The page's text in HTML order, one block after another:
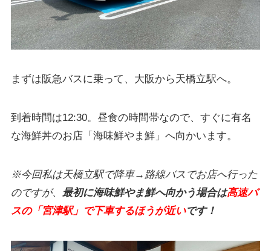
まずは阪急バスに乗って、大阪から天橋立駅へ。
到着時間は12:30。昼食の時間帯なので、すぐに有名
な海鮮丼のお店「海味鮮やま鮮」へ向かいます。
※今回私は天橋立駅で降車→路線バスでお店へ行った
のですが、 最初に海味鮮やま鮮へ向かう場合は高速バ
スの「宮津駅」で下車するほうが近いです！